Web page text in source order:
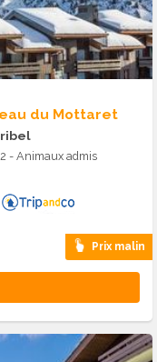
du Mottaret
- Animaux admis
Prix malin